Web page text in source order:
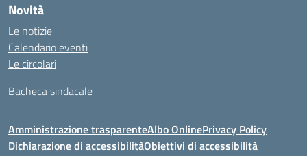
Novità
Le notizie
Calendario eventi
Le circolari
Bacheca sindacale
Amministrazione trasparenteAlbo OnlinePrivacy Policy
Dichiarazione di accessibilitàObiettivi di accessibilità